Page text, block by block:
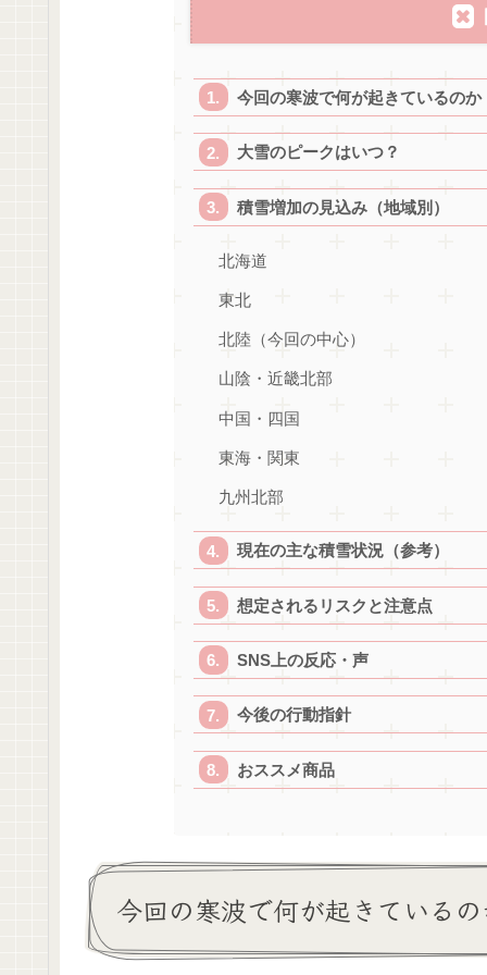
今回の寒波で何が起きているのか
大雪のピークはいつ？
積雪増加の見込み（地域別）
北海道
東北
北陸（今回の中心）
山陰・近畿北部
中国・四国
東海・関東
九州北部
現在の主な積雪状況（参考）
想定されるリスクと注意点
SNS上の反応・声
今後の行動指針
おススメ商品
今回の寒波で何が起きている